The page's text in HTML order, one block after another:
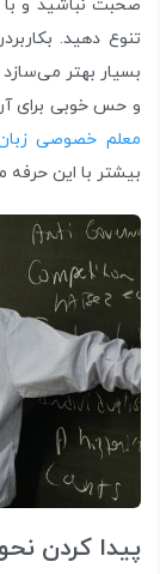
صحبت نباشید و
تنوع دهید.
بسیار بهتر
و حس خوبی برای
معلم خصوصی
بیشتر با این حرفه
پیدا کردن